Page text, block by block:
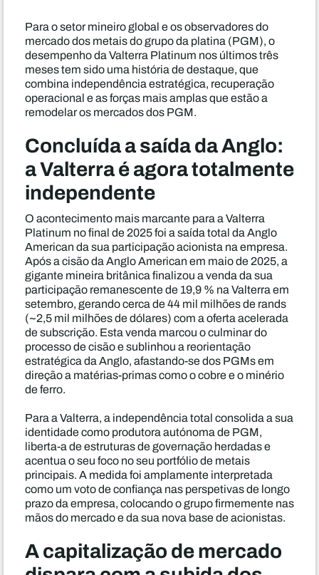
Para o setor mineiro global e os observadores do
mercado dos metais do grupo da platina (PGM), o
desempenho da Valterra Platinum nos últimos três
meses tem sido uma história de destaque, que
combina independência estratégica, recuperação
operacional e as forças mais amplas que estão a
remodelar os mercados dos PGM.
Concluída a saída da Anglo:
a Valterra é agora totalmente
independente
O acontecimento mais marcante para a Valterra
Platinum no final de 2025 foi a saída total da Anglo
American da sua participação acionista na empresa.
Após a cisão da Anglo American em maio de 2025, a
gigante mineira britânica finalizou a venda da sua
participação remanescente de 19,9 % na Valterra em
setembro, gerando cerca de 44 mil milhões de rands
(~2,5 mil milhões de dólares) com a oferta acelerada
de subscrição. Esta venda marcou o culminar do
processo de cisão e sublinhou a reorientação
estratégica da Anglo, afastando-se dos PGMs em
direção a matérias-primas como o cobre e o minério
de ferro.
Para a Valterra, a independência total consolida a sua
identidade como produtora autónoma de PGM,
liberta-a de estruturas de governação herdadas e
acentua o seu foco no seu portfólio de metais
principais. A medida foi amplamente interpretada
como um voto de confiança nas perspetivas de longo
prazo da empresa, colocando o grupo firmemente nas
mãos do mercado e da sua nova base de acionistas.
A capitalização de mercado